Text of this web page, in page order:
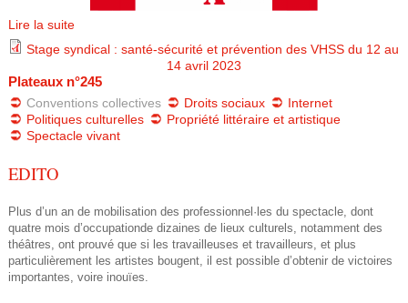
_
j
o
_
2
0
2
4
Lire la suite
s
t
e
_
Stage syndical : santé-sécurité et prévention des VHSS du 12 au
14 avril 2023
Plateaux n°245
Conventions collectives Droits sociaux
Internet
Politiques culturelles
Propriété littéraire et artistique
Spectacle vivant
EDITO
Plus d’un an de mobilisation des professionnel·les du spectacle, dont
quatre mois d’occupationde dizaines de lieux culturels, notamment des
théâtres, ont prouvé que si les travailleuses et travailleurs, et plus
particulièrement les artistes bougent, il est possible d’obtenir de victoires
importantes, voire inouïes.